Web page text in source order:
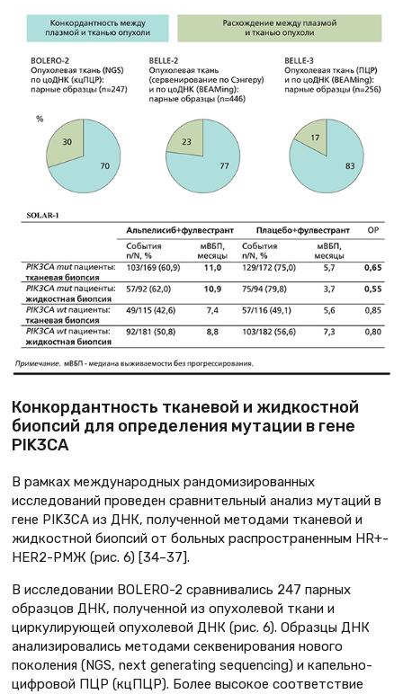
Конкордантность тканевой и жидкостной
биопсий для определения мутации в гене
PIK3CA
В рамках международных рандомизированных
исследований проведен сравнительный анализ мутаций в
гене PIK3CA из ДНК, полученной методами тканевой и
жидкостной биопсий от больных распространенным HR+-
HER2-РМЖ (рис. 6) [34–37].
В исследовании BOLERO-2 сравнивались 247 парных
образцов ДНК, полученной из опухолевой ткани и
циркулирующей опухолевой ДНК (рис. 6). Образцы ДНК
анализировались методами секвенирования нового
поколения (NGS, next generating sequencing) и капельно-
цифровой ПЦР (кцПЦР). Более высокое соответствие